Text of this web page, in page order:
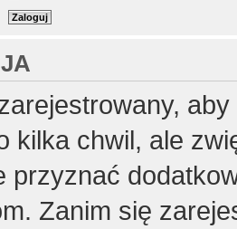
kilka chwil, ale
przyznać
Zanim się